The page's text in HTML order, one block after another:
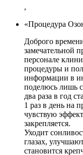
,
«Процедура
Доброго
замечательной
персонале
процедуры и
информации в
поделюсь лишь
два раза в год
1 раз в день на
чувствую
закрепляется.
Уходит
глазах,
становится